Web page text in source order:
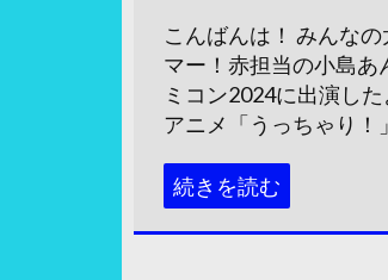
こんばんは！ みんな
マー！赤担当の小島あ
ミコン2024に出演し
アニメ「うっちゃり！
続きを読む